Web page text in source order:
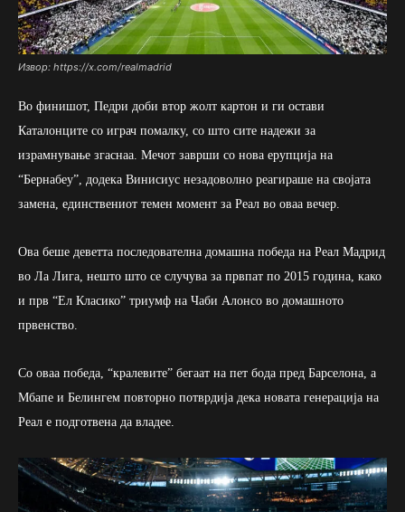
Извор: https://x.com/realmadrid
Во финишот, Педри доби втор жолт картон и ги остави
Каталонците со играч помалку, со што сите надежи за
израмнување згаснаа. Мечот заврши со нова ерупција на
“Бернабеу”, додека Винисиус незадоволно реагираше на својата
замена, единствениот темен момент за Реал во оваа вечер.
Ова беше деветта последователна домашна победа на Реал Мадрид
во Ла Лига, нешто што се случува за првпат по 2015 година, како
и прв “Ел Класико” триумф на Чаби Алонсо во домашното
првенство.
Со оваа победа, “кралевите” бегаат на пет бода пред Барселона, а
Мбапе и Белингем повторно потврдија дека новата генерација на
Реал е подготвена да владее.